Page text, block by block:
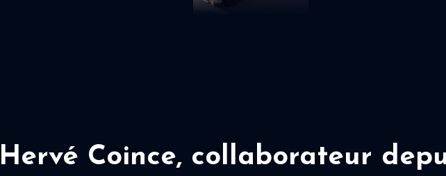
Coince, collaborateur